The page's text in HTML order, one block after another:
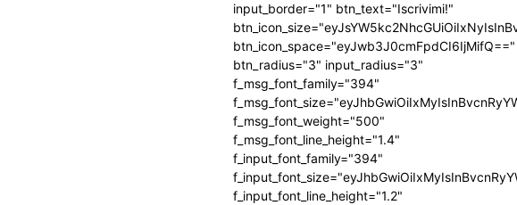
input_border="1" btn_text="Iscrivimi!"
btn_icon_space="eyJwb3J0cmFpdCI6IjMifQ=="
btn_radius="3" input_radius="3"
f_msg_font_family="394"
f_msg_font_weight="500"
f_msg_font_line_height="1.4"
f_input_font_family="394"
f_input_font_line_height="1.2"